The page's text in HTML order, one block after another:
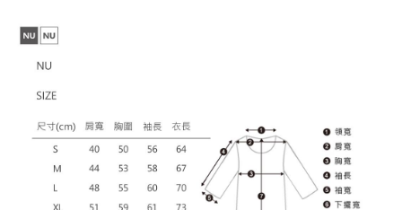
「AFTEE先享後付」，若未經同意申辦者引起之損失，本公司不負相關責
任。
４．使用「AFTEE先享後付」時，將依據個別帳號之用戶狀況，依本公司即
請求用戶進行身份認證。
恩沛科技股份有限公司將有權停止該用戶之使用額度並採取法律行動。